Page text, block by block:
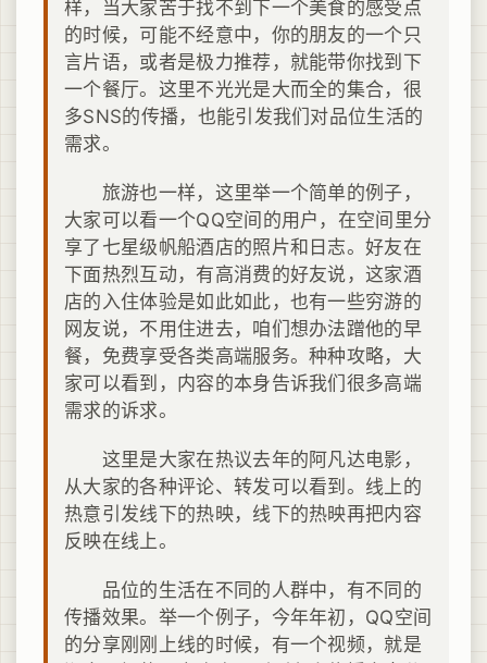
样，当大家苦于找不到下一个美食的感受点
的时候，可能不经意中，你的朋友的一个只
言片语，或者是极力推荐，就能带你找到下
一个餐厅。这里不光光是大而全的集合，很
多SNS的传播，也能引发我们对品位生活的
需求。
旅游也一样，这里举一个简单的例子，
大家可以看一个QQ空间的用户，在空间里分
享了七星级帆船酒店的照片和日志。好友在
下面热烈互动，有高消费的好友说，这家酒
店的入住体验是如此如此，也有一些穷游的
网友说，不用住进去，咱们想办法蹭他的早
餐，免费享受各类高端服务。种种攻略，大
家可以看到，内容的本身告诉我们很多高端
需求的诉求。
这里是大家在热议去年的阿凡达电影，
从大家的各种评论、转发可以看到。线上的
热意引发线下的热映，线下的热映再把内容
反映在线上。
品位的生活在不同的人群中，有不同的
传播效果。举一个例子，今年年初，QQ空间
的分享刚刚上线的时候，有一个视频，就是